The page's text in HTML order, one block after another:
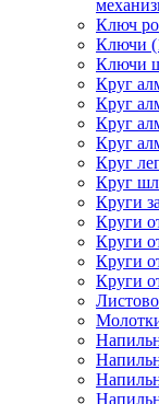
Ключ
Ключи
Ключи
Круг
Круг
Круг
Круг
Круг
Круг
Круги
Круги
Круги
Круги
Круги